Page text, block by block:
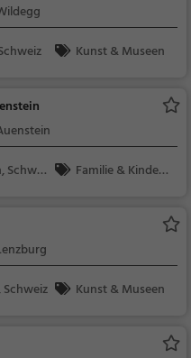
Kunst & Museen
Schwei
Familie & Kinder,
Kunst & Museen